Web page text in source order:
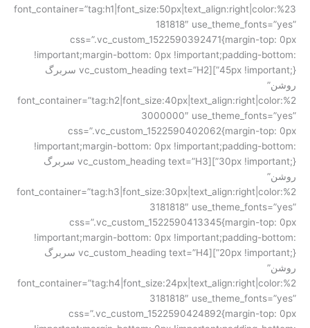
font_container=”tag:h1|font_size:50px|text_align:right|color:%23
181818″ use_theme_fonts=”yes”
css=”.vc_custom_1522590392471{margin-top: 0px
!important;margin-bottom: 0px !important;padding-bottom:
45px !important;}”][vc_custom_heading text=”H2 سربرگ
روشن”
font_container=”tag:h2|font_size:40px|text_align:right|color:%2
3000000″ use_theme_fonts=”yes”
css=”.vc_custom_1522590402062{margin-top: 0px
!important;margin-bottom: 0px !important;padding-bottom:
30px !important;}”][vc_custom_heading text=”H3 سربرگ
روشن”
font_container=”tag:h3|font_size:30px|text_align:right|color:%2
3181818″ use_theme_fonts=”yes”
css=”.vc_custom_1522590413345{margin-top: 0px
!important;margin-bottom: 0px !important;padding-bottom:
20px !important;}”][vc_custom_heading text=”H4 سربرگ
روشن”
font_container=”tag:h4|font_size:24px|text_align:right|color:%2
3181818″ use_theme_fonts=”yes”
css=”.vc_custom_1522590424892{margin-top: 0px